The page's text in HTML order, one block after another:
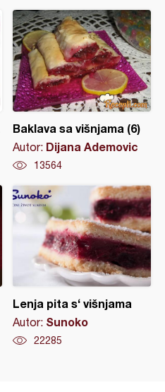
Baklava sa višnjama (6)
Autor: Dijana Ademovic
13564
Lenja pita s‘ višnjama
Autor: Sunoko
22285